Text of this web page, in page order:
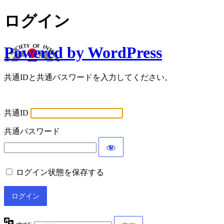
ログイン
Powered by WordPress
共通IDと共通パスワードを入力してください。
共通ID
共通パスワード
ログイン状態を保存する